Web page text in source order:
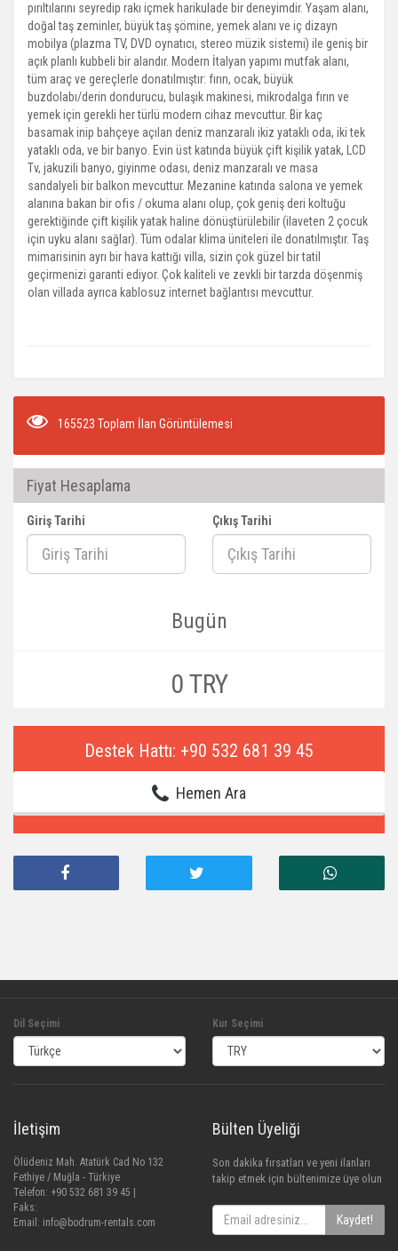
pırıltılarını seyredip rakı içmek harikulade bir deneyimdir. Yaşam alanı,
doğal taş zeminler, büyük taş şömine, yemek alanı ve iç dizayn
mobilya (plazma TV, DVD oynatıcı, stereo müzik sistemi) ile geniş bir
açık planlı kubbeli bir alandır. Modern İtalyan yapımı mutfak alanı,
tüm araç ve gereçlerle donatılmıştır: fırın, ocak, büyük
buzdolabı/derin dondurucu, bulaşık makinesi, mikrodalga fırın ve
yemek için gerekli her türlü modern cihaz mevcuttur. Bir kaç
basamak inip bahçeye açılan deniz manzaralı ikiz yataklı oda, iki tek
yataklı oda, ve bir banyo. Evin üst katında büyük çift kişilik yatak, LCD
Tv, jakuzili banyo, giyinme odası, deniz manzaralı ve masa
sandalyeli bir balkon mevcuttur. Mezanine katında salona ve yemek
alanına bakan bir ofis / okuma alanı olup, çok geniş deri koltuğu
gerektiğinde çift kişilik yatak haline dönüştürülebilir (ilaveten 2 çocuk
için uyku alanı sağlar). Tüm odalar klima üniteleri ile donatılmıştır. Taş
mimarisinin ayrı bir hava kattığı villa, sizin çok güzel bir tatil
geçirmenizi garanti ediyor. Çok kaliteli ve zevkli bir tarzda döşenmiş
olan villada ayrıca kablosuz internet bağlantısı mevcuttur.
165523 Toplam İlan Görüntülemesi
Fiyat Hesaplama
Giriş Tarihi Çıkış Tarihi
Bugün
0 TRY
Destek Hattı: +90 532 681 39 45
Hemen Ara
Dil Seçimi Kur Seçimi
İletişim
Ölüdeniz Mah. Atatürk Cad No 132
Fethiye / Muğla - Türkiye
Telefon: +90 532 681 39 45 |
Faks:
Email: info@bodrum-rentals.com
Bülten Üyeliği
Son dakika fırsatları ve yeni ilanları
takip etmek için bültenimize üye olun
Kaydet!